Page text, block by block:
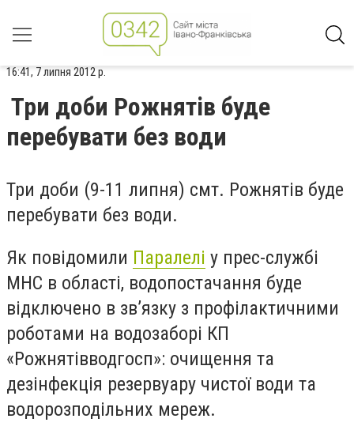
16:41, 7 липня 2012 р.
Три доби Рожнятів буде
перебувати без води
Три доби (9-11 липня) смт. Рожнятів буде
перебувати без води.
Як повідомили Паралелі у прес-службі
МНС в області, водопостачання буде
відключено в зв’язку з профілактичними
роботами на водозаборі КП
«Рожнятівводгосп»: очищення та
дезінфекція резервуару чистої води та
водорозподільних мереж.